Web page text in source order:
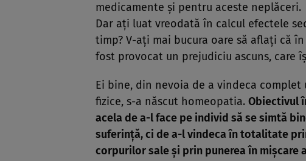
medicamente şi pentru aceste neplăceri.
Dar aţi luat vreodată în calcul efectele
timp? V-aţi mai bucura oare să aflaţi că
fost provocat un prejudiciu ascuns, care
Ei bine, din nevoia de a vindeca
fizice, s-a născut homeopatia. Obiectivul
acela de a-l face pe individ să se simtă
suferinţă, ci de a-l vindeca în totalitate
corpurilor sale şi prin punerea în mişcare